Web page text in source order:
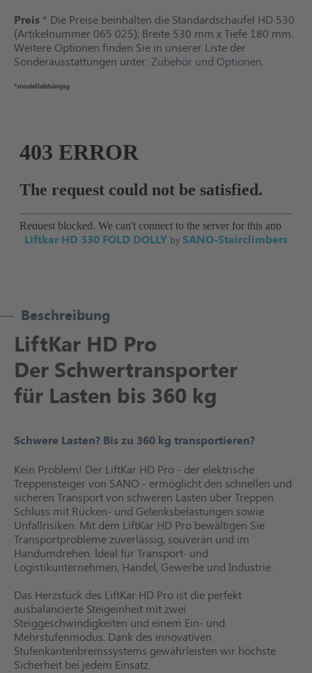
Preis * Die Preise beinhalten die Standardschaufel HD 530
(Artikelnummer 065 025); Breite 530 mm x Tiefe 180 mm.
Weitere Optionen finden Sie in unserer Liste der
Sonderausstattungen unter: Zubehör und Optionen.
*modellabhängig
Liftkar HD 330 FOLD DOLLY by SANO-Stairclimbers
Beschreibung
LiftKar HD Pro
Der Schwertransporter
für Lasten bis 360 kg
Schwere Lasten? Bis zu 360 kg transportieren?
Kein Problem! Der LiftKar HD Pro - der elektrische
Treppensteiger von SANO - ermöglicht den schnellen und
sicheren Transport von schweren Lasten über Treppen.
Schluss mit Rücken- und Gelenksbelastungen sowie
Unfallrisiken. Mit dem LiftKar HD Pro bewältigen Sie
Transportprobleme zuverlässig, souverän und im
Handumdrehen. Ideal für Transport- und
Logistikunternehmen, Handel, Gewerbe und Industrie.
Das Herzstück des LiftKar HD Pro ist die perfekt
ausbalancierte Steigeinheit mit zwei
Steiggeschwindigkeiten und einem Ein- und
Mehrstufenmodus. Dank des innovativen
Stufenkantenbremssystems gewährleisten wir höchste
Sicherheit bei jedem Einsatz.